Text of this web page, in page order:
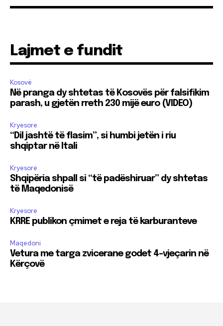
Lajmet e fundit
Kosovë
Në pranga dy shtetas të Kosovës për falsifikim
parash, u gjetën rreth 230 mijë euro (VIDEO)
Kryesore
“Dil jashtë të flasim”, si humbi jetën i riu
shqiptar në Itali
Kryesore
Shqipëria shpall si “të padëshiruar” dy shtetas
të Maqedonisë
Kryesore
KRRE publikon çmimet e reja të karburanteve
Maqedoni
Vetura me targa zvicerane godet 4-vjeçarin në
Kërçovë